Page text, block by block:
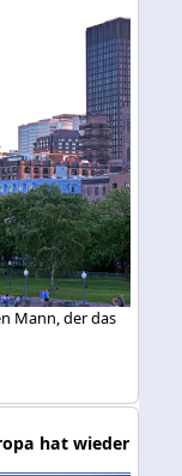
Mann, der das
hat wieder